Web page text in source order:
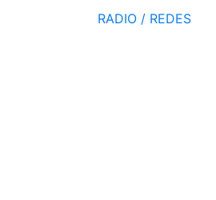
RADIO / REDES